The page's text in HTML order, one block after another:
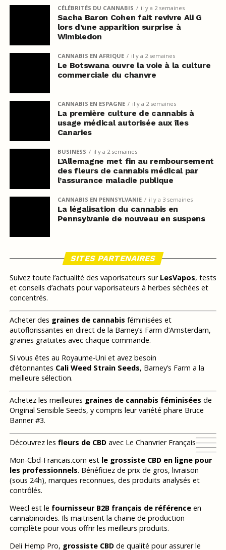
CÉLÉBRITÉS DU CANNABIS il y a 2 semaines
Sacha Baron Cohen fait revivre Ali G
lors d’une apparition surprise à
Wimbledon
CANNABIS EN AFRIQUE il y a 2 semaines
Le Botswana ouvre la voie à la culture
commerciale du chanvre
CANNABIS EN ESPAGNE il y a 2 semaines
La première culture de cannabis à
usage médical autorisée aux îles
Canaries
BUSINESS il y a 2 semaines
L’Allemagne met fin au remboursement
des fleurs de cannabis médical par
l’assurance maladie publique
CANNABIS EN PENNSYLVANIE il y a 3 semaines
La légalisation du cannabis en
Pennsylvanie de nouveau en suspens
SITES PARTENAIRES
Suivez toute l’actualité des vaporisateurs sur LesVapos, tests
et conseils d’achats pour vaporisateurs à herbes séchées et
concentrés.
Acheter des graines de cannabis féminisées et
autoflorissantes en direct de la Barney’s Farm d’Amsterdam,
graines gratuites avec chaque commande.
Si vous êtes au Royaume-Uni et avez besoin
d’étonnantes Cali Weed Strain Seeds, Barney’s Farm a la
meilleure sélection.
Achetez les meilleures graines de cannabis féminisées de
Original Sensible Seeds, y compris leur variété phare Bruce
Banner #3.
Découvrez les fleurs de CBDavec Le Chanvrier Français
Mon-Cbd-Francais.com est le grossiste CBD en ligne pour
les professionnels. Bénéficiez de prix de gros, livraison
(sous 24h), marques reconnues, des produits analysés et
contrôlés.
Weecl est le fournisseur B2B français de référenceen
cannabinoïdes. Ils maitrisent la chaine de production
complète pour vous offrir les meilleurs produits.
Deli Hemp Pro, grossiste CBDde qualité pour assurer le